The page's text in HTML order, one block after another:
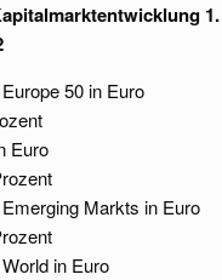
Europe 50
in
Emerging Markts
World in